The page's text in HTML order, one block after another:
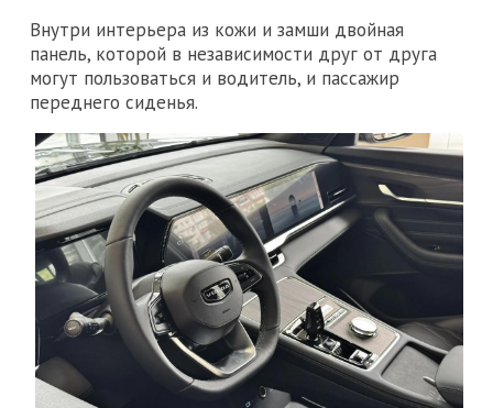
Внутри интерьера из кожи и замши двойная
панель, которой в независимости друг от друга
могут пользоваться и водитель, и пассажир
переднего сиденья.